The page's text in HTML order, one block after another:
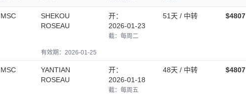
MSC
SHEKOU
ROSEAU
开：
2026-01-23
截：每周二
51天 / 中转 $4807
有效期：2026-01-25
MSC
YANTIAN
ROSEAU
开：
2026-01-18
截：每周五
48天 / 中转 $4807